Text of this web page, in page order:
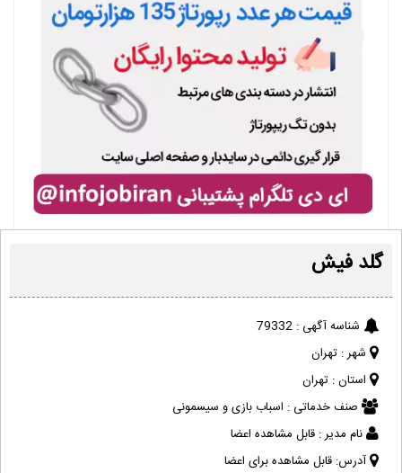
گلد فیش
شناسه آگهی : 79332
شهر : تهران
استان : تهران
صنف خدماتی : اسباب بازی و سیسمونی
نام مدیر : قابل مشاهده اعضا
آدرس: قابل مشاهده برای اعضا